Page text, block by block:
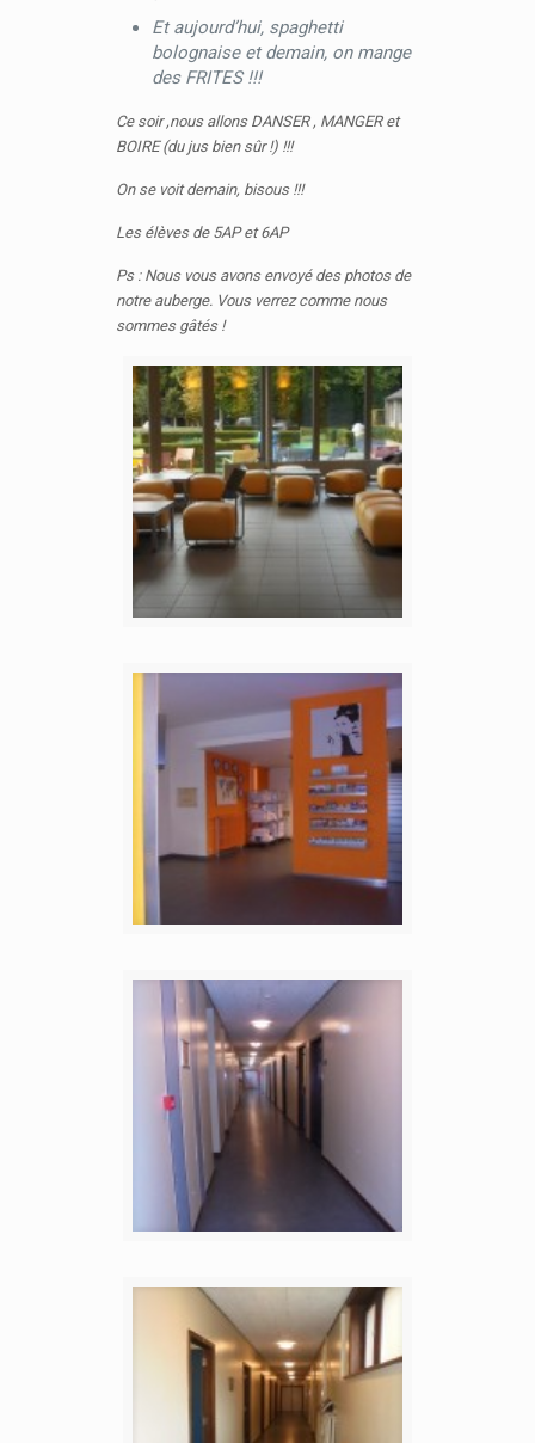
Et aujourd’hui, spaghetti
bolognaise et demain, on mange
des FRITES !!!
Ce soir ,nous allons DANSER , MANGER et
BOIRE (du jus bien sûr !) !!!
On se voit demain, bisous !!!
Les élèves de 5AP et 6AP
Ps : Nous vous avons envoyé des photos de
notre auberge. Vous verrez comme nous
sommes gâtés !